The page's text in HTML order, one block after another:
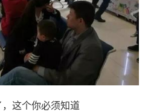
这个你必须知道